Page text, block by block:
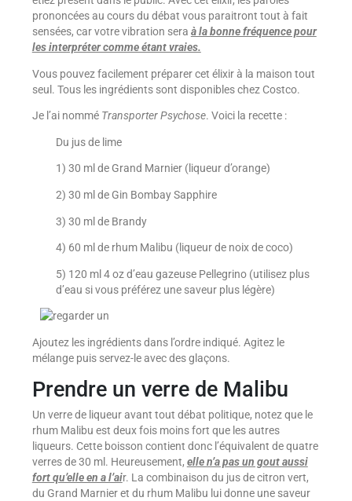
prononcées au cours du débat vous paraitront tout à fait
sensées, car votre vibration sera à la bonne fréquence pour
les interpréter comme étant vraies.
Vous pouvez facilement préparer cet élixir à la maison tout
seul. Tous les ingrédients sont disponibles chez Costco.
Je l’ai nommé Transporter Psychose. Voici la recette :
Du jus de lime
1) 30 ml de Grand Marnier (liqueur d’orange)
2) 30 ml de Gin Bombay Sapphire
3) 30 ml de Brandy
4) 60 ml de rhum Malibu (liqueur de noix de coco)
5) 120 ml 4 oz d’eau gazeuse Pellegrino (utilisez plus
d’eau si vous préférez une saveur plus légère)
Ajoutez les ingrédients dans l’ordre indiqué. Agitez le
mélange puis servez-le avec des glaçons.
Prendre un verre de Malibu
Un verre de liqueur avant tout débat politique, notez que le
rhum Malibu est deux fois moins fort que les autres
liqueurs. Cette boisson contient donc l’équivalent de quatre
verres de 30 ml. Heureusement, elle n’a pas un gout aussi
fort qu’elle en a l’air. La combinaison du jus de citron vert,
du Grand Marnier et du rhum Malibu lui donne une saveur